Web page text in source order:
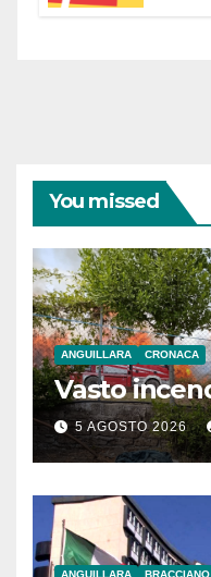
You missed
ANGUILLARA CRONACA
Vasto
5 AGOSTO 2026
ANGUILLARA BRACCIANO